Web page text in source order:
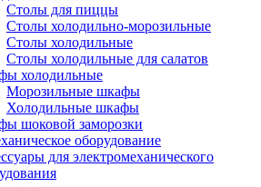
Столы для пиццы
Столы холодильно-морозильные
Столы холодильные
Столы холодильные для салатов
холодильные
Mорозильные шкафы
Холодильные шкафы
шоковой заморозки
оборудование
для электромеханического